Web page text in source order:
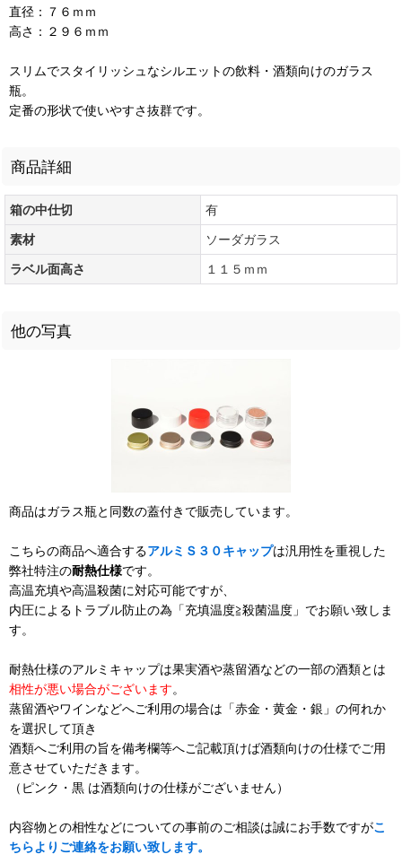
直径：７６ｍｍ
高さ：２９６ｍｍ
スリムでスタイリッシュなシルエットの飲料・酒類向けのガラス
瓶。
定番の形状で使いやすさ抜群です。
商品詳細
箱の中仕切
有
素材
ソーダガラス
ラベル面高さ
１１５ｍｍ
他の写真
商品はガラス瓶と同数の蓋付きで販売しています。
こちらの商品へ適合するアルミＳ３０キャップは汎用性を重視した
弊社特注の耐熱仕様です。
高温充填や高温殺菌に対応可能ですが、
内圧によるトラブル防止の為「充填温度≧殺菌温度」でお願い致しま
す。
耐熱仕様のアルミキャップは果実酒や蒸留酒などの一部の酒類とは
相性が悪い場合がございます。
蒸留酒やワインなどへご利用の場合は「赤金・黄金・銀」の何れか
を選択して頂き
酒類へご利用の旨を備考欄等へご記載頂けば酒類向けの仕様でご用
意させていただきます。
（ピンク・黒 は酒類向けの仕様がございません）
内容物との相性などについての事前のご相談は誠にお手数ですがこ
ちらよりご連絡をお願い致します。